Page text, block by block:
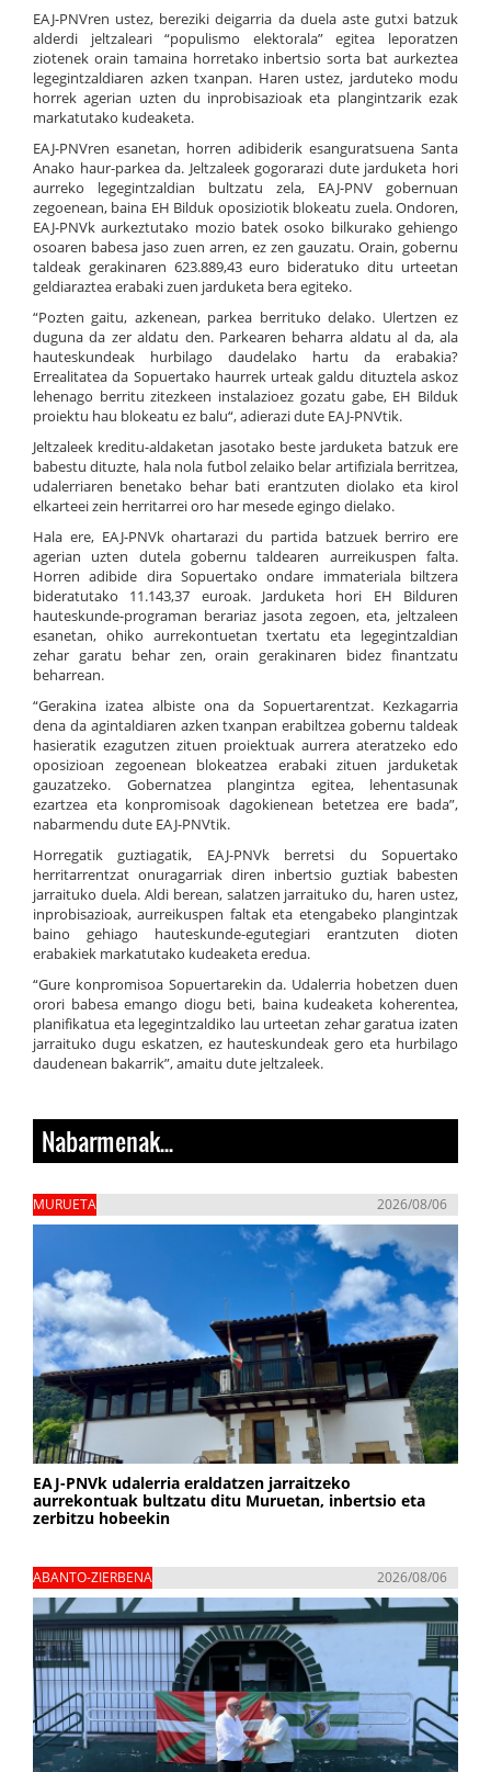
EAJ-PNVren ustez, bereziki deigarria da duela aste gutxi batzuk
alderdi jeltzaleari “populismo elektorala” egitea leporatzen
ziotenek orain tamaina horretako inbertsio sorta bat aurkeztea
legegintzaldiaren azken txanpan. Haren ustez, jarduteko modu
horrek agerian uzten du inprobisazioak eta plangintzarik ezak
markatutako kudeaketa.
EAJ-PNVren esanetan, horren adibiderik esanguratsuena Santa
Anako haur-parkea da. Jeltzaleek gogorarazi dute jarduketa hori
aurreko legegintzaldian bultzatu zela, EAJ-PNV gobernuan
zegoenean, baina EH Bilduk oposiziotik blokeatu zuela. Ondoren,
EAJ-PNVk aurkeztutako mozio batek osoko bilkurako gehiengo
osoaren babesa jaso zuen arren, ez zen gauzatu. Orain, gobernu
taldeak gerakinaren 623.889,43 euro bideratuko ditu urteetan
geldiaraztea erabaki zuen jarduketa bera egiteko.
“Pozten gaitu, azkenean, parkea berrituko delako. Ulertzen ez
duguna da zer aldatu den. Parkearen beharra aldatu al da, ala
hauteskundeak hurbilago daudelako hartu da erabakia?
Errealitatea da Sopuertako haurrek urteak galdu dituztela askoz
lehenago berritu zitezkeen instalazioez gozatu gabe, EH Bilduk
proiektu hau blokeatu ez balu“, adierazi dute EAJ-PNVtik.
Jeltzaleek kreditu-aldaketan jasotako beste jarduketa batzuk ere
babestu dituzte, hala nola futbol zelaiko belar artifiziala berritzea,
udalerriaren benetako behar bati erantzuten diolako eta kirol
elkarteei zein herritarrei oro har mesede egingo dielako.
Hala ere, EAJ-PNVk ohartarazi du partida batzuek berriro ere
agerian uzten dutela gobernu taldearen aurreikuspen falta.
Horren adibide dira Sopuertako ondare immateriala biltzera
bideratutako 11.143,37 euroak. Jarduketa hori EH Bilduren
hauteskunde-programan berariaz jasota zegoen, eta, jeltzaleen
esanetan, ohiko aurrekontuetan txertatu eta legegintzaldian
zehar garatu behar zen, orain gerakinaren bidez finantzatu
beharrean.
“Gerakina izatea albiste ona da Sopuertarentzat. Kezkagarria
dena da agintaldiaren azken txanpan erabiltzea gobernu taldeak
hasieratik ezagutzen zituen proiektuak aurrera ateratzeko edo
oposizioan zegoenean blokeatzea erabaki zituen jarduketak
gauzatzeko. Gobernatzea plangintza egitea, lehentasunak
ezartzea eta konpromisoak dagokienean betetzea ere bada”,
nabarmendu dute EAJ-PNVtik.
Horregatik guztiagatik, EAJ-PNVk berretsi du Sopuertako
herritarrentzat onuragarriak diren inbertsio guztiak babesten
jarraituko duela. Aldi berean, salatzen jarraituko du, haren ustez,
inprobisazioak, aurreikuspen faltak eta etengabeko plangintzak
baino gehiago hauteskunde-egutegiari erantzuten dioten
erabakiek markatutako kudeaketa eredua.
“Gure konpromisoa Sopuertarekin da. Udalerria hobetzen duen
orori babesa emango diogu beti, baina kudeaketa koherentea,
planifikatua eta legegintzaldiko lau urteetan zehar garatua izaten
jarraituko dugu eskatzen, ez hauteskundeak gero eta hurbilago
daudenean bakarrik”, amaitu dute jeltzaleek.
Nabarmenak...
MURUETA 2026/08/06
EAJ-PNVk udalerria eraldatzen jarraitzeko
aurrekontuak bultzatu ditu Muruetan, inbertsio eta
zerbitzu hobeekin
ABANTO-ZIERBENA 2026/08/06